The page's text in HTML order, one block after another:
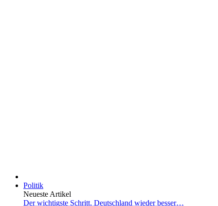
Politik
Neueste Artikel
Der wichtigste Schritt, Deutschland wieder besser…